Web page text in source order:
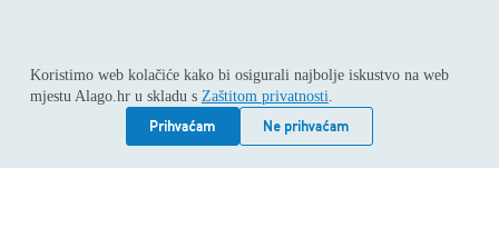
Koristimo web kolačiće kako bi osigurali najbolje iskustvo na web
mjestu Alago.hr u skladu s Zaštitom privatnosti.
Prihvaćam
Ne prihvaćam
Sva prava pridržana © 2026
Alago
ALAGO d.o.o. trgovina, usluge i zastupanje stranih tvrtki /
Adresa: Horvati 112, 10436 Rakov potok / Telefon: +385 1
6539 392 / E-mail: kontakt@alago.hr / Podaci o subjektu:
Subjekt je upisan kod Trgovačkog suda u Zagrebu pod
reg.uloškom broj 1-53420. / MBS: 080046630 / OIB: